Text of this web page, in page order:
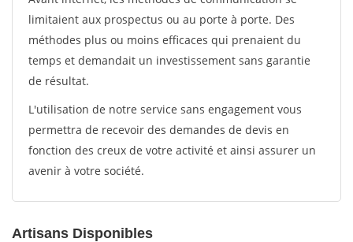
limitaient aux prospectus ou au porte à porte. Des
méthodes plus ou moins efficaces qui prenaient du
temps et demandait un investissement sans garantie
de résultat.
L'utilisation de notre service sans engagement vous
permettra de recevoir des demandes de devis en
fonction des creux de votre activité et ainsi assurer un
avenir à votre société.
Artisans Disponibles